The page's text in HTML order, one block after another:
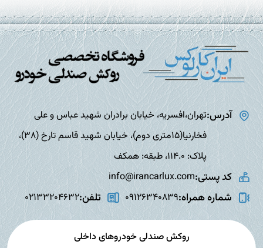
آدرس:تهران،افسریه، خیابان برادران شهید عباس و علی
فخارنیا(15متری دوم)، خیابان شهید قاسم تارخ (38)،
پلاک: 114.0، طبقه: همکف
کد پستی:info@irancarlux.com
شماره همراه:09126340839 تلفن:02133204632
روکش صندلی خودروهای داخلی